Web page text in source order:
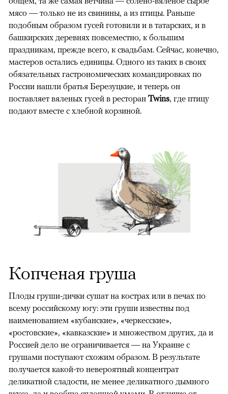
мясо — только не из свинины, а из птицы. Раньше
подобным образом гусей готовили и в татарских, и в
башкирских деревнях повсеместно, к большим
праздникам, прежде всего, к свадьбам. Сейчас, конечно,
мастеров остались единицы. Одного из таких в своих
обязательных гастрономических командировках по
России нашли братья Березуцкие, и теперь он
поставляет вяленых гусей в ресторан Twins, где птицу
подают вместе с хлебной корзиной.
Копченая груша
Плоды груши-дички сушат на кострах или в печах по
всему российскому югу: эти груши известны под
наименованием «кубанские», «черкесские»,
«ростовские», «кавказские» и множеством других, да и
Россией дело не ограничивается — на Украине с
грушами поступают схожим образом. В результате
получается какой-то невероятный концентрат
деликатной сладости, не менее деликатного дымного